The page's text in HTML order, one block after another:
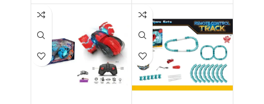
30,5 cm
Dinozaura izmēri: 29,5x x 52
Rotaļlietas sastāvs:
plastmasa, gumija
27 cm
Robota izmēri: 18 x 9 x 22 cm
Ieteicamais vecums: no 3
gadiem
Elementi: 3x AA